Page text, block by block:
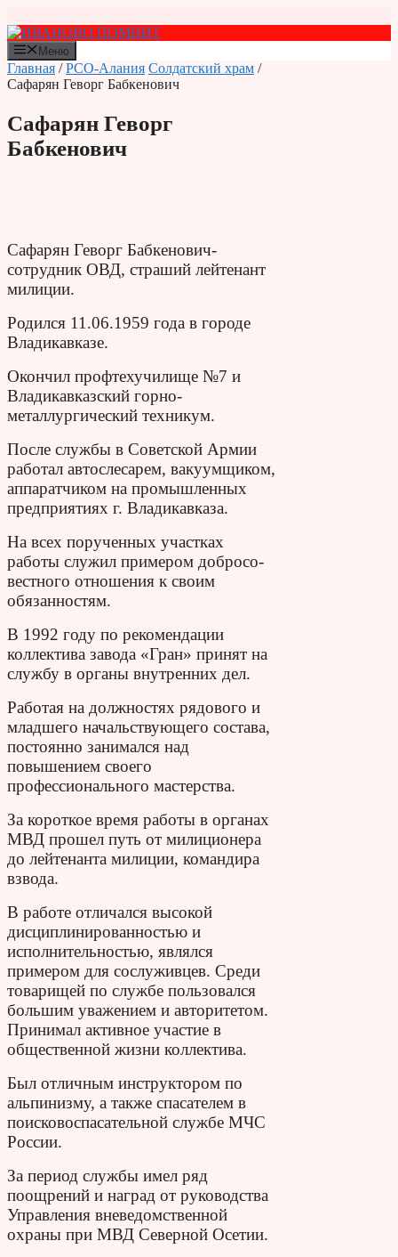
к
содержимому
Меню
Главная /РСО-Алания Солдатский храм /
Сафарян Геворг Бабкенович
Сафарян Геворг
Бабкенович
Сафарян Геворг Бабкенович-
сотрудник ОВД, страший лейтенант
милиции.
Родился 11.06.1959 года в городе
Владикавказе.
Окончил проф­техучилище №7 и
Владикавказский горно-
металлургический техникум.
После службы в Советской Армии
работал автослесарем, вакуумщи­ком,
аппаратчиком на промышлен­ных
предприятиях г. Владикавказа.
На всех порученных участках
работы служил примером добросо­
вестного отношения к своим
обязанностям.
В 1992 году по рекомендации
коллектива завода «Гран» при­нят на
службу в органы внутренних дел.
Работая на должностях рядового и
младшего начальствующего состава,
постоянно зани­мался над
повышением своего
профессионального мастерства.
За короткое время работы в органах
МВД прошел путь от мили­ционера
до лейтенанта милиции, командира
взвода.
В работе от­личался высокой
дисциплинированностью и
исполнительностью, являлся
примером для сослуживцев. Среди
товарищей по служ­бе пользовался
большим уважением и авторитетом.
Принимал активное участие в
общественной жизни коллектива.
Был отлич­ным инструктором по
альпинизму, а также спасателем в
поисково­спасательной службе МЧС
России.
За период службы имел ряд
поощрений и наград от руковод­ства
Управления вневедомственной
охраны при МВД Северной Осетии.